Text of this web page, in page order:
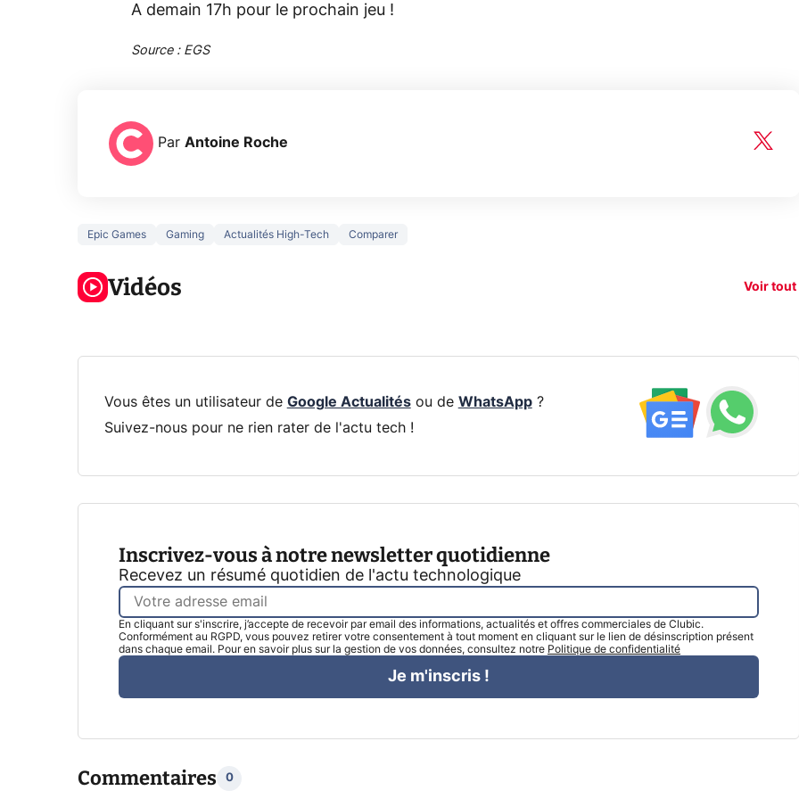
A demain 17h pour le prochain jeu !
Source : EGS
Par Antoine Roche
Epic Games Gaming Actualités High-Tech Comparer
Vidéos Voir tout
5 générations
la prochaine
Xbox !
Ce que vous
Vous êtes un utilisateur de Google Actualitésou de WhatsApp?
Suivez-nous pour ne rien rater de l'actu tech !
Inscrivez-vous à notre newsletter quotidienne
Recevez un résumé quotidien de l'actu technologique
En cliquant sur s'inscrire, j’accepte de recevoir par email des informations, actualités et offres commerciales de Clubic.
Conformément au RGPD, vous pouvez retirer votre consentement à tout moment en cliquant sur le lien de désinscription présent
dans chaque email. Pour en savoir plus sur la gestion de vos données, consultez notre Politique de confidentialité
Je m'inscris !
Commentaires 0